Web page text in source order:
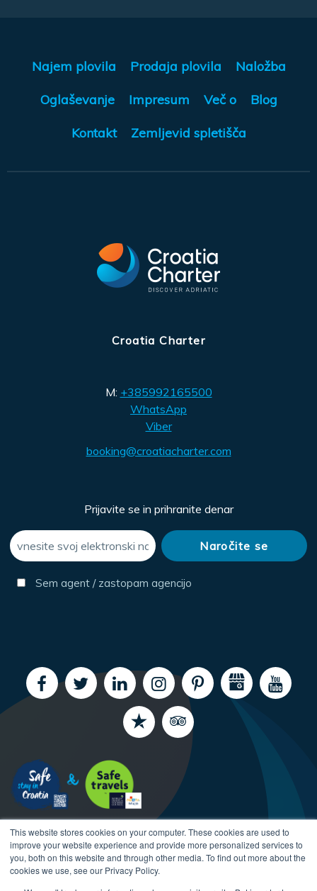
This website stores cookies on your computer. These cookies are used to
improve your website experience and provide more personalized services to
you, both on this website and through other media. To find out more about the
cookies we use, see our Privacy Policy.
Najem plovila Prodaja plovila Naložba
Oglaševanje Impresum Več o Blog
Kontakt Zemljevid spletišča
Croatia Charter
M: +385992165500
WhatsApp
Viber
booking@croatiacharter.com
Prijavite se in prihranite denar
Sem agent / zastopam agencijo